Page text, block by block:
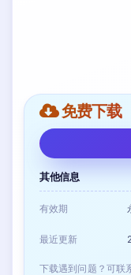
免费下载
其他信息
有效期
最近更新
下载遇到问题？可联